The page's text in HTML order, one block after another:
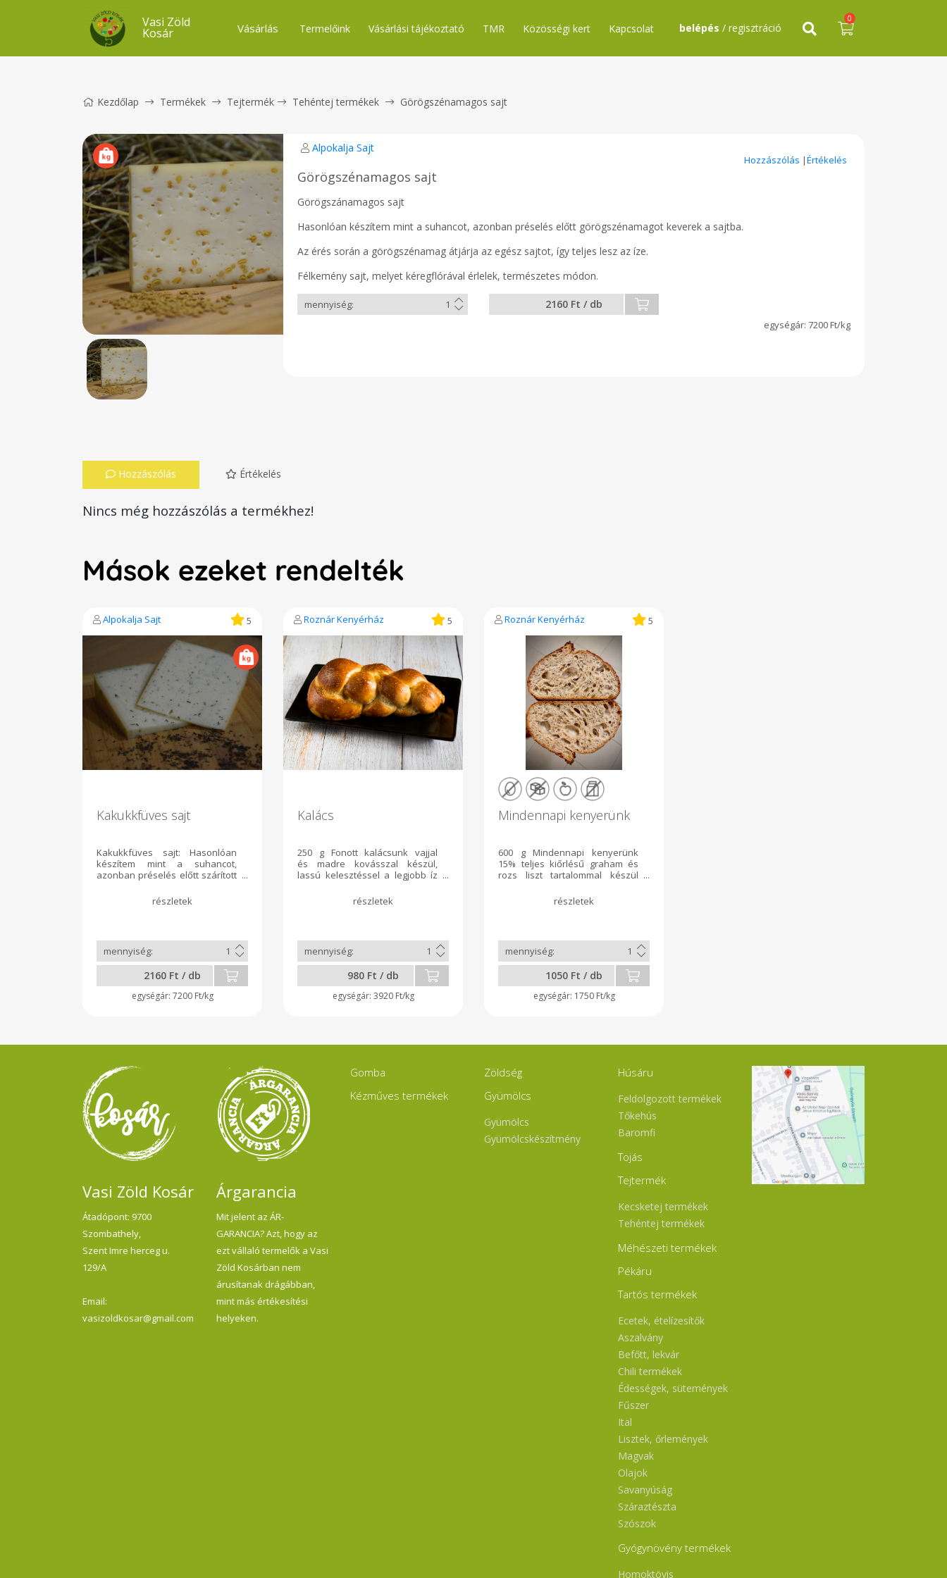
Vasi Zöld
Kosár Vásárlás Termelőink Vásárlási tájékoztató TMR Közösségi kert Kapcsolat belépés / regisztráció
0
Kezdőlap Termékek Tejtermék Tehéntej termékek Görögszénamagos sajt
Alpokalja Sajt
Hozzászólás |Értékelés
Görögszénamagos sajt
Görögszánamagos sajt
Hasonlóan készítem mint a suhancot, azonban préselés előtt görögszénamagot keverek a sajtba.
Az érés során a görögszénamag átjárja az egész sajtot, így teljes lesz az íze.
Félkemény sajt, melyet kéregflórával érlelek, természetes módon.
2160 Ft / db
7200 Ft/kg
Hozzászólás Értékelés
Nincs még hozzászólás a termékhez!
Mások ezeket rendelték
Alpokalja Sajt 5
Kakukkfüves sajt
Kakukkfüves sajt: Hasonlóan
készítem mint a suhancot,
azonban préselés előtt szárított
Az érés során a kistermelői
kakukkfű átjárja az egész sajtot,
érlelek, természetes módon.
2160 Ft / db
7200 Ft/kg
Roznár Kenyérház 5
Kalács
250 g Fonott kalácsunk vajjal
és madre kovásszal készül,
lassú kelesztéssel a legjobb íz
érdekében. Összetevők: árpa
maláta, búzaliszt, búza
víz Allergén: glutén, tejcukor,
tejfehérje, tojás
980 Ft / db
3920 Ft/kg
Roznár Kenyérház 5
Mindennapi kenyerünk
600 g Mindennapi kenyerünk
15% teljes kiőrlésű graham és
rozs liszt tartalommal készül
technológiával 36 óra alatt.
Élesztőt, tejet, és tojást nem
kiőrlésű búza liszt, teljes
kiőrlésű rozs liszt, só, víz
Allergén: glutén
1050 Ft / db
1750 Ft/kg
Vasi Zöld Kosár
Átadópont: 9700
Szombathely,
Szent Imre herceg u.
129/A
Email:
vasizoldkosar@gmail.com
Árgarancia
Mit jelent az ÁR-
GARANCIA? Azt, hogy az
ezt vállaló termelők a Vasi
Zöld Kosárban nem
árusítanak drágábban,
mint más értékesítési
helyeken.
Gomba
Kézműves termékek
Zöldség
Gyümölcs
Gyümölcs
Gyümölcskészítmény
Húsáru
Feldolgozott termékek
Tőkehús
Baromfi
Tojás
Tejtermék
Kecsketej termékek
Tehéntej termékek
Méhészeti termékek
Pékáru
Tartós termékek
Ecetek, ételízesítők
Aszalvány
Befőtt, lekvár
Chili termékek
Édességek, sütemények
Fűszer
Ital
Lisztek, őrlemények
Magvak
Olajok
Savanyúság
Száraztészta
Szószok
Gyógynövény termékek
Homoktövis